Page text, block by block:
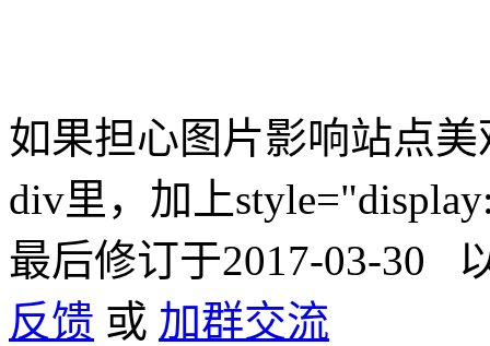
如果担心图片影响站点
div里，加上
最后修订于2017-03-30
反馈 或 加群交流